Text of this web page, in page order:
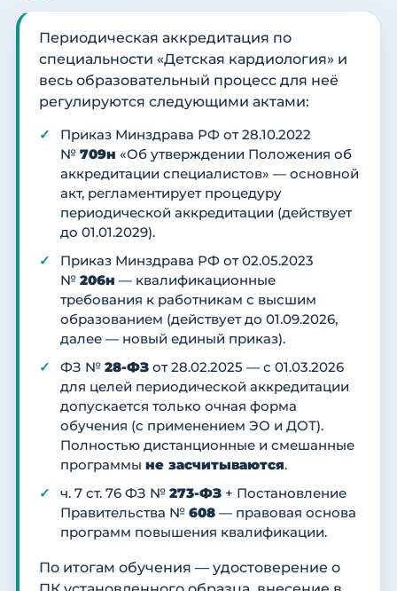
Периодическая аккредитация по
специальности «Детская кардиология» и
весь образовательный процесс для неё
регулируются следующими актами:
Приказ Минздрава РФ от 28.10.2022
№ 709н «Об утверждении Положения об
аккредитации специалистов» — основной
акт, регламентирует процедуру
периодической аккредитации (действует
до 01.01.2029).
Приказ Минздрава РФ от 02.05.2023
№ 206н — квалификационные
требования к работникам с высшим
образованием (действует до 01.09.2026,
далее — новый единый приказ).
ФЗ № 28-ФЗ от 28.02.2025 — с 01.03.2026
для целей периодической аккредитации
допускается только очная форма
обучения (с применением ЭО и ДОТ).
Полностью дистанционные и смешанные
программы не засчитываются.
ч. 7 ст. 76 ФЗ № 273-ФЗ + Постановление
Правительства № 608 — правовая основа
программ повышения квалификации.
По итогам обучения — удостоверение о